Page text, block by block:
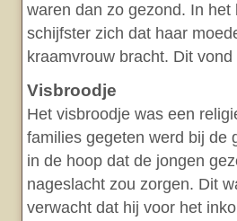
waren dan zo gezond. In het
schijfster zich dat haar
kraamvrouw bracht. Dit
Visbroodje
Het visbroodje was een
families gegeten werd bij de
in de hoop dat de jongen
nageslacht zou zorgen. Dit
verwacht dat hij voor het